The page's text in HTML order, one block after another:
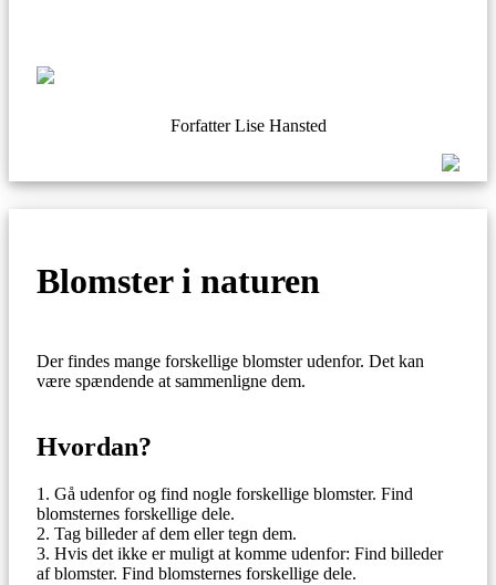
Forfatter Lise Hansted
Blomster i naturen
Der findes mange forskellige blomster udenfor. Det kan
være spændende at sammenligne dem.
Hvordan?
Gå udenfor og find nogle forskellige blomster. Find
blomsternes forskellige dele.
Tag billeder af dem eller tegn dem.
Hvis det ikke er muligt at komme udenfor: Find billeder
af blomster. Find blomsternes forskellige dele.